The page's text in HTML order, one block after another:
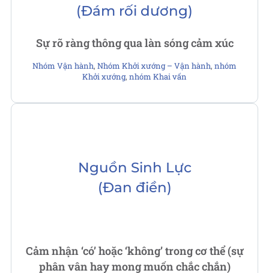
(Đám rối dương)
Sự rõ ràng thông qua làn sóng cảm xúc
Nhóm Vận hành, Nhóm Khởi xướng – Vận hành, nhóm
Khởi xướng, nhóm Khai vấn
Nguồn Sinh Lực
(Đan điền)
Cảm nhận ‘có’ hoặc ‘không’ trong cơ thể (sự
phân vân hay mong muốn chắc chắn)